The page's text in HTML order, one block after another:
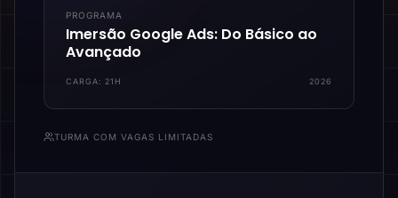
PROGRAMA
Imersão Google Ads: Do Básico ao
Avançado
CARGA: 21H 2026
TURMA COM VAGAS LIMITADAS